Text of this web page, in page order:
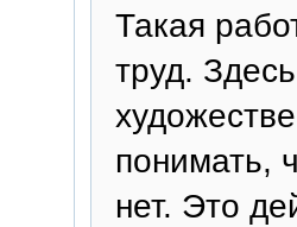
Такая
труд.
понимать,
нет. Это